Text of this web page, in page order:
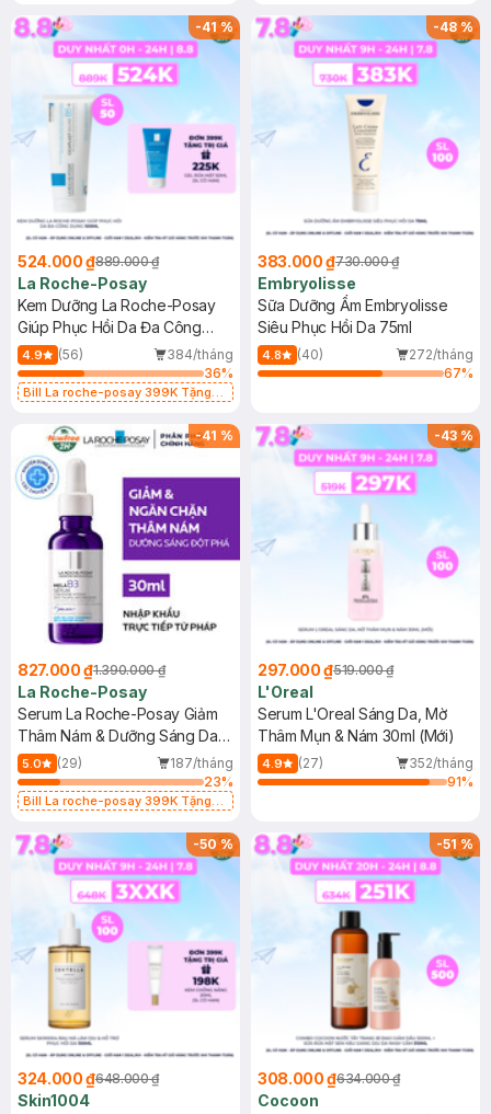
(SL có hạn)
-41%
524.000 ₫889.000 ₫
La Roche-Posay
Kem Dưỡng La Roche-Posay
Giúp Phục Hồi Da Đa Công
Dụng 100ml
4.9 (56)
384/tháng
36%
Bill La roche-posay 399K Tặng
(SL có hạn)
-48%
383.000 ₫730.000 ₫
Embryolisse
Sữa Dưỡng Ẩm Embryolisse
Siêu Phục Hồi Da 75ml
4.8 (40)
272/tháng
67%
-41 %
827.000 ₫1.390.000 ₫
La Roche-Posay
Serum La Roche-Posay Giảm
Thâm Nám & Dưỡng Sáng Da
30ml
5.0 (29)
187/tháng
23%
Bill La roche-posay 399K Tặng
(SL có hạn)
-43%
297.000 ₫519.000 ₫
L'Oreal
Serum L'Oreal Sáng Da, Mờ
Thâm Mụn & Nám 30ml (Mới)
4.9 (27)
352/tháng
91%
-50%
324.000 ₫648.000 ₫
Skin1004
-51%
308.000 ₫634.000 ₫
Cocoon